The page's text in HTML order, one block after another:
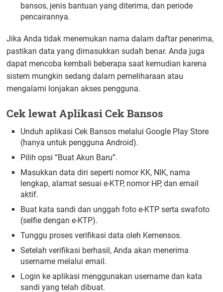
bansos, jenis bantuan yang diterima, dan periode
pencairannya.
Jika Anda tidak menemukan nama dalam daftar penerima,
pastikan data yang dimasukkan sudah benar. Anda juga
dapat mencoba kembali beberapa saat kemudian karena
sistem mungkin sedang dalam pemeliharaan atau
mengalami lonjakan akses pengguna.
Cek lewat Aplikasi Cek Bansos
Unduh aplikasi Cek Bansos melalui Google Play Store
(hanya untuk pengguna Android).
Pilih opsi “Buat Akun Baru”.
Masukkan data diri seperti nomor KK, NIK, nama
lengkap, alamat sesuai e-KTP, nomor HP, dan email
aktif.
Buat kata sandi dan unggah foto e-KTP serta swafoto
(selfie dengan e-KTP).
Tunggu proses verifikasi data oleh Kemensos.
Setelah verifikasi berhasil, Anda akan menerima
username melalui email.
Login ke aplikasi menggunakan username dan kata
sandi yang telah dibuat.